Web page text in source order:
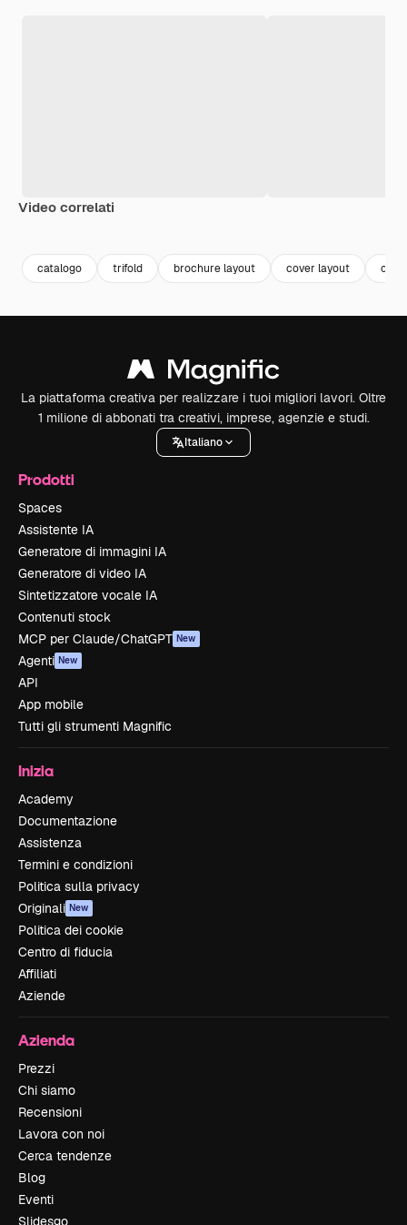
Video correlati
catalogo trifold brochure layout cover layout
La piattaforma creativa per realizzare i tuoi migliori lavori. Oltre
1 milione di abbonati tra creativi, imprese, agenzie e studi.
Italiano
Prodotti
Spaces
Assistente IA
Generatore di immagini IA
Generatore di video IA
Sintetizzatore vocale IA
Contenuti stock
MCP per Claude/ChatGPT New
Agenti New
API
App mobile
Tutti gli strumenti Magnific
Inizia
Academy
Documentazione
Assistenza
Termini e condizioni
Politica sulla privacy
Originali New
Politica dei cookie
Centro di fiducia
Affiliati
Aziende
Azienda
Prezzi
Chi siamo
Recensioni
Lavora con noi
Cerca tendenze
Blog
Eventi
Slidesgo